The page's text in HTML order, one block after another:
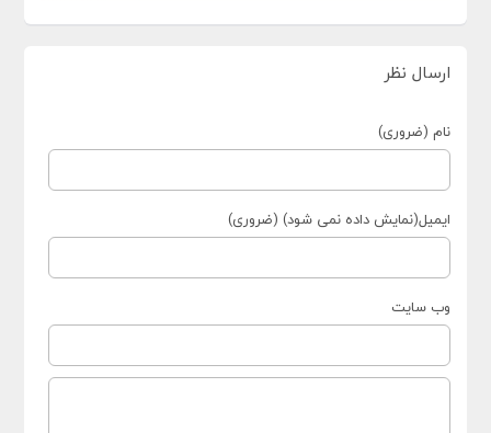
ارسال نظر
نام (ضروری)
ایمیل(نمایش داده نمی شود) (ضروری)
وب سایت